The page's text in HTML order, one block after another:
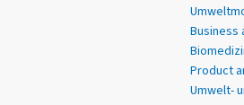
Business
Product
Umwelt-